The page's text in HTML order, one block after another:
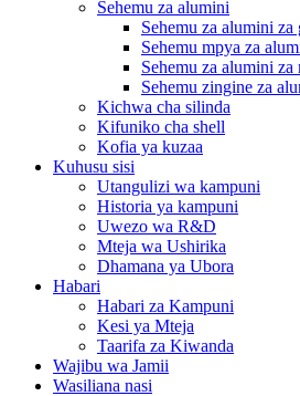
Sehemu za alumini
Sehemu za alumini za
Sehemu mpya za
Sehemu za alumini
Sehemu zingine za
Kichwa cha silinda
Kifuniko cha shell
Kofia ya kuzaa
Kuhusu sisi
Utangulizi wa kampuni
Historia ya kampuni
Uwezo wa R&D
Mteja wa Ushirika
Dhamana ya Ubora
Habari
Habari za Kampuni
Kesi ya Mteja
Taarifa za Kiwanda
Wajibu wa Jamii
Wasiliana nasi